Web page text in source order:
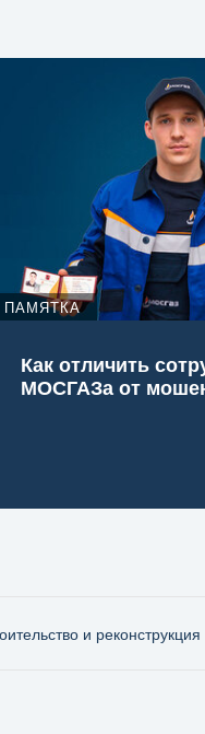
ПАМЯТКА
Как отличить
МОСГАЗа от
и реконструкция